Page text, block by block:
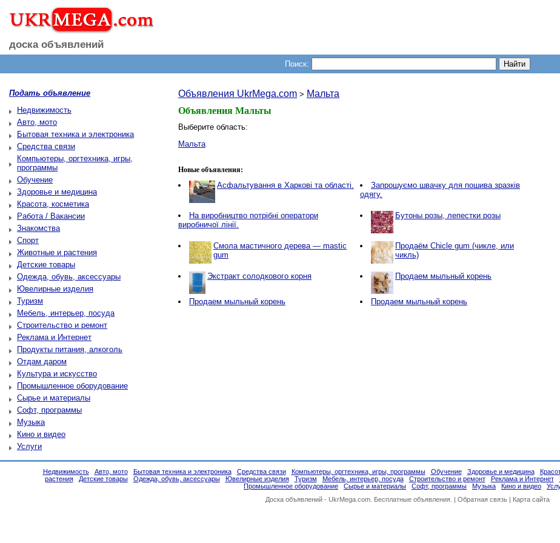
доска объявлений
Поиск:
Подать объявление
Недвижимость
Авто, мото
Бытовая техника и электроника
Средства связи
Компьютеры, оргтехника, игры,
программы
Обучение
Здоровье и медицина
Красота, косметика
Работа / Вакансии
Знакомства
Спорт
Животные и растения
Детские товары
Одежда, обувь, аксессуары
Ювелирные изделия
Туризм
Мебель, интерьер, посуда
Строительство и ремонт
Реклама и Интернет
Продукты питания, алкоголь
Отдам даром
Культура и искусство
Промышленное оборудование
Сырье и материалы
Софт, программы
Музыка
Кино и видео
Услуги
Объявления UkrMega.com > Мальта
Объявления Мальты
Выберите область:
Мальта
Новые объявления:
Асфальтування в Харкові та області.
Запрошуємо швачку для пошива зразків
одягу.
Нa виробництво потрібні оператори
виробничої лінії.
Бутоны розы, лепестки розы
Смола мастичного дерева — mastic
gum
Продаём Chicle gum (чикле, или
чикль)
Экстракт солодкового корня Продаем мыльный корень
Продаем мыльный корень Продаем мыльный корень
Недвижимость Авто, мото Бытовая техника и электроника Средства связи Компьютеры, оргтехника, игры, программы Обучение Здоровье и медицина
растения
Детские товары Одежда, обувь, аксессуары Ювелирные изделия Туризм Мебель, интерьер, посуда Строительство и ремонт Реклама и Интернет
Промышленное оборудование
Сырье и материалы Софт, программы Музыка Кино и видео
Доска объявлений - UkrMega.com. Бесплатные объявления. | Обратная связь| Карта сайта